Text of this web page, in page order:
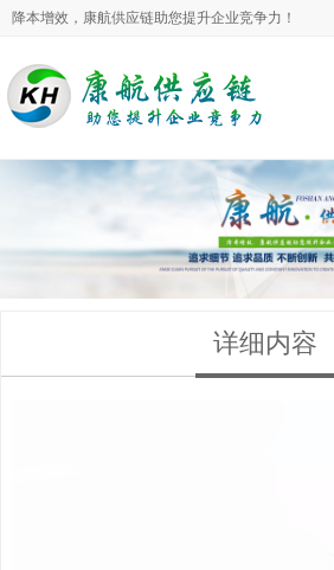
降本增效，康航供应链助您提升企业竞争力！
详细内容